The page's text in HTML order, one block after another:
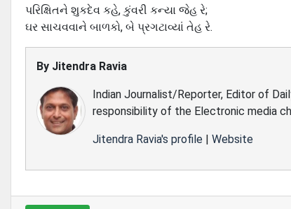
પરિક્ષિતને શુકદેવ કહે, કુંવરી કન્યા જેહ રે;
ઘર સાચવવાને બાળકો, બે પ્રગટાવ્યાં તેહ રે.
By Jitendra Ravia
Indian Journalist/Reporter, Editor of
responsibility of the Electronic media
Jitendra Ravia's profile | Website